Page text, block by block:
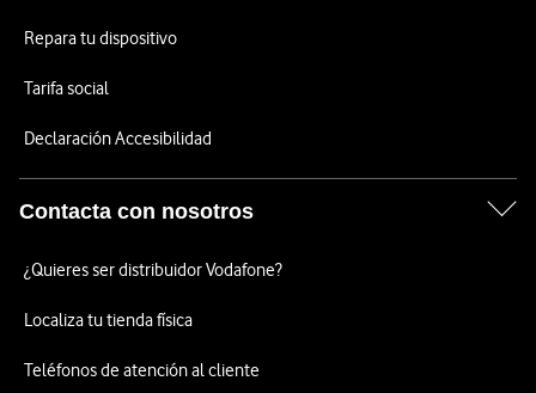
Repara tu dispositivo
Tarifa social
Declaración Accesibilidad
Contacta con nosotros
¿Quieres ser distribuidor Vodafone?
Localiza tu tienda física
Teléfonos de atención al cliente